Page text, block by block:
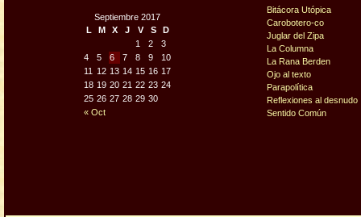
Septiembre 2017
L
M X J V S D
« Oct
1 2
3
4
5 6 7 8 9
10
11
12 13 14 15 16 17
18 19 20 21 22 23 24
25 26 27 28 29 30
Bitácora Utópica
Carobotero-co
Juglar del Zipa
La Columna
La Rana Berden
Ojo al texto
Parapolítica
Reflexiones al desnudo
Sentido Común